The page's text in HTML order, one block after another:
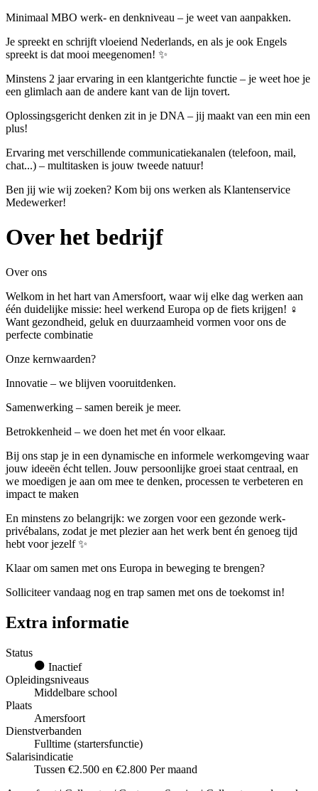
Minimaal MBO werk- en denkniveau – je weet van aanpakken.
Je spreekt en schrijft vloeiend Nederlands, en als je ook Engels
spreekt is dat mooi meegenomen! ✨
Minstens 2 jaar ervaring in een klantgerichte functie – je weet hoe je
een glimlach aan de andere kant van de lijn tovert.
Oplossingsgericht denken zit in je DNA – jij maakt van een min een
plus!
Ervaring met verschillende communicatiekanalen (telefoon, mail,
chat...) – multitasken is jouw tweede natuur!
Ben jij wie wij zoeken? Kom bij ons werken als Klantenservice
Medewerker!
Over het bedrijf
Over ons
Welkom in het hart van Amersfoort, waar wij elke dag werken aan
één duidelijke missie: heel werkend Europa op de fiets krijgen! ‍♀
Want gezondheid, geluk en duurzaamheid vormen voor ons de
perfecte combinatie
Onze kernwaarden?
Innovatie – we blijven vooruitdenken.
Samenwerking – samen bereik je meer.
Betrokkenheid – we doen het met én voor elkaar.
Bij ons stap je in een dynamische en informele werkomgeving waar
jouw ideeën écht tellen. Jouw persoonlijke groei staat centraal, en
we moedigen je aan om mee te denken, processen te verbeteren en
impact te maken
En minstens zo belangrijk: we zorgen voor een gezonde werk-
privébalans, zodat je met plezier aan het werk bent én genoeg tijd
hebt voor jezelf ✨
Klaar om samen met ons Europa in beweging te brengen?
Solliciteer vandaag nog en trap samen met ons de toekomst in!
Extra informatie
Status
Inactief
Opleidingsniveaus
Middelbare school
Plaats
Amersfoort
Dienstverbanden
Fulltime (startersfunctie)
Salarisindicatie
Tussen €2.500 en €2.800 Per maand